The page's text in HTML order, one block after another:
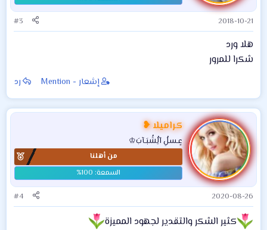
2018-10-21
#3
هلا ورد
شكرا للمرور
إشعار - Mention رد
كراميلا ❥
عٍـسلُِ آلُِشُبَـآبَ♔
من أهلنا
2020-08-26
#4
كثير الشكر والتقدير لجهود المميزة